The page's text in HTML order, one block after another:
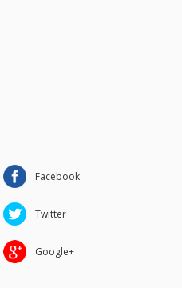
Facebook
Twitter
Google+